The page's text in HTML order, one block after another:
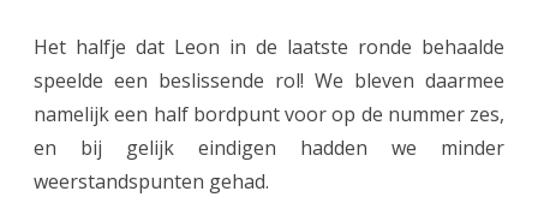
Het halfje dat Leon in de laatste ronde behaalde
speelde een beslissende rol! We bleven daarmee
namelijk een half bordpunt voor op de nummer zes,
en bij gelijk eindigen hadden we minder
weerstandspunten gehad.